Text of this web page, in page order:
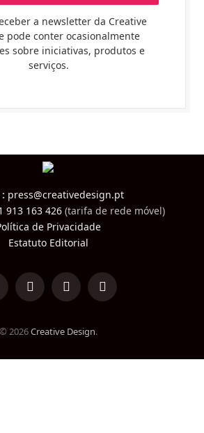
a newsletter da Creative
pode conter ocasionalmente
sobre iniciativas, produtos e
serviços.
press@creativedesign.pt
913 163 426(tarifa de rede móvel)
de Privacidade
Estatuto Editorial
FacebookInstagramTikTok
© 2026Creative Design.